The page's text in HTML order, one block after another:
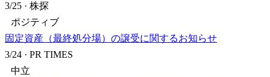
3/25 · 株探
ポジティブ
固定資産（最終処分場）の譲受に関するお知らせ
3/24 · PR TIMES
中立